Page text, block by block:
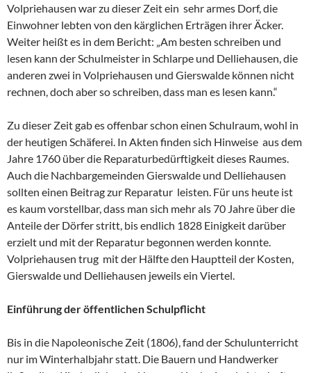
Volpriehausen war zu dieser Zeit ein sehr armes Dorf, die
Einwohner lebten von den kärglichen Erträgen ihrer Äcker.
Weiter heißt es in dem Bericht: „Am besten schreiben und
lesen kann der Schulmeister in Schlarpe und Delliehausen, die
anderen zwei in Volpriehausen und Gierswalde können nicht
rechnen, doch aber so schreiben, dass man es lesen kann.“
Zu dieser Zeit gab es offenbar schon einen Schulraum, wohl in
der heutigen Schäferei. In Akten finden sich Hinweise aus dem
Jahre 1760 über die Reparaturbedürftigkeit dieses Raumes.
Auch die Nachbargemeinden Gierswalde und Delliehausen
sollten einen Beitrag zur Reparatur leisten. Für uns heute ist
es kaum vorstellbar, dass man sich mehr als 70 Jahre über die
Anteile der Dörfer stritt, bis endlich 1828 Einigkeit darüber
erzielt und mit der Reparatur begonnen werden konnte.
Volpriehausen trug mit der Hälfte den Hauptteil der Kosten,
Gierswalde und Delliehausen jeweils ein Viertel.
Einführung der öffentlichen Schulpflicht
Bis in die Napoleonische Zeit (1806), fand der Schulunterricht
nur im Winterhalbjahr statt. Die Bauern und Handwerker